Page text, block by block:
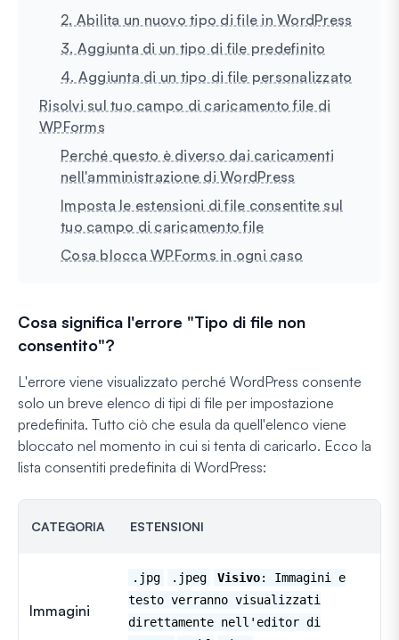
2. Abilita un nuovo tipo di file in WordPress
3. Aggiunta di un tipo di file predefinito
4. Aggiunta di un tipo di file personalizzato
Risolvi sul tuo campo di caricamento file di
WPForms
Perché questo è diverso dai caricamenti
nell'amministrazione di WordPress
Imposta le estensioni di file consentite sul
tuo campo di caricamento file
Cosa blocca WPForms in ogni caso
Cosa significa l'errore "Tipo di file non
consentito"?
L'errore viene visualizzato perché WordPress consente
solo un breve elenco di tipi di file per impostazione
predefinita. Tutto ciò che esula da quell'elenco viene
bloccato nel momento in cui si tenta di caricarlo. Ecco la
lista consentiti predefinita di WordPress:
CATEGORIA ESTENSIONI
Immagini
.jpg .jpeg Visivo: Immagini e
testo verranno visualizzati
direttamente nell'editor di